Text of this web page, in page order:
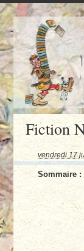
Fiction
vendredi 17
Sommaire :